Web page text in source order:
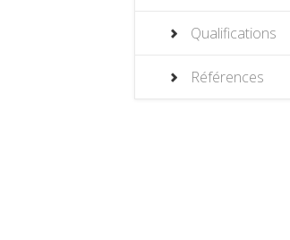
Qualifications
Références